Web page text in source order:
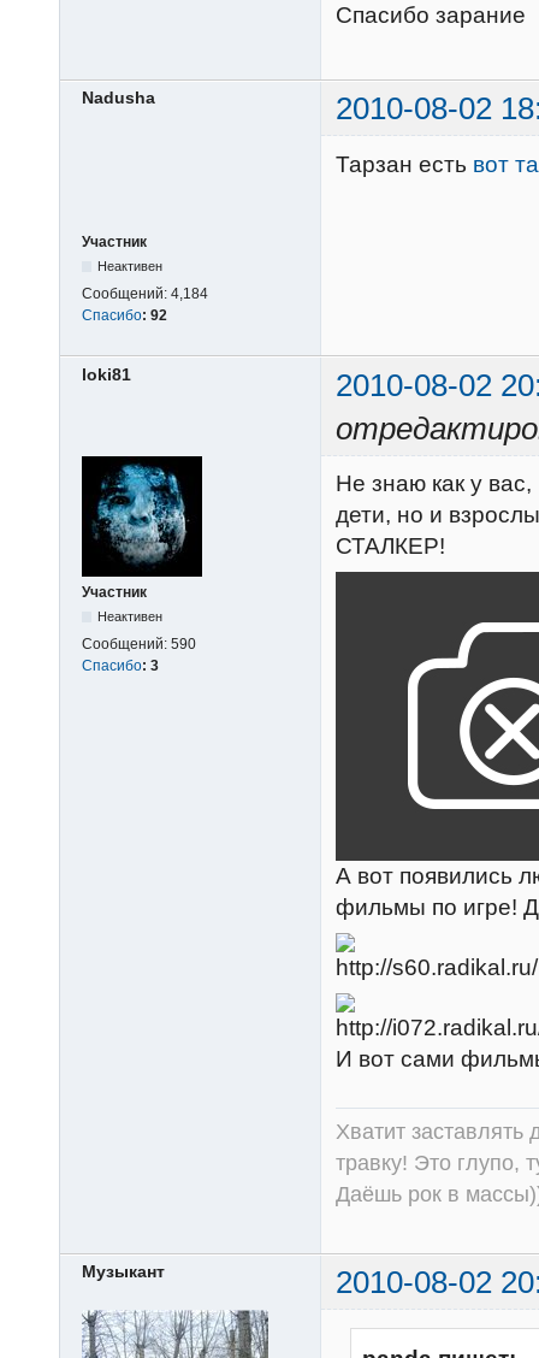
Спасибо зарание
Nadusha 2010-08-02
Участник
Неактивен
Сообщений: 4,184
Спасибо: 92
Тарзан есть вот
loki81
2010-08-02
Участник
Неактивен
Сообщений: 590
Спасибо: 3
Не знаю как у
дети, но и
СТАЛКЕР!
А вот появились
фильмы по игре!
И вот сами
Хватит заставлять
травку! Это глупо,
Даёшь рок в
Музыкант 2010-08-02